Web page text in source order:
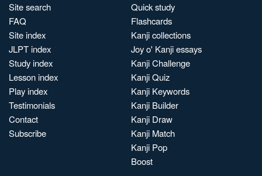
Site search
FAQ
Site index
JLPT index
Study index
Lesson index
Play index
Testimonials
Contact
Subscribe
Quick study
Flashcards
Kanji collections
Joy o' Kanji essays
Kanji Challenge
Kanji Quiz
Kanji Keywords
Kanji Builder
Kanji Draw
Kanji Match
Kanji Pop
Boost